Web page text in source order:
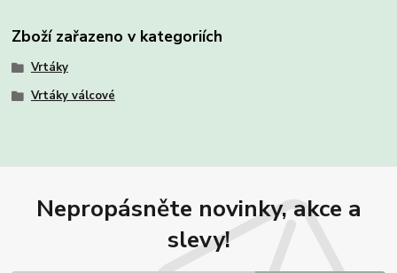
Zboží zařazeno v kategoriích
Vrtáky
Vrtáky válcové
Nepropásněte novinky, akce a
slevy!